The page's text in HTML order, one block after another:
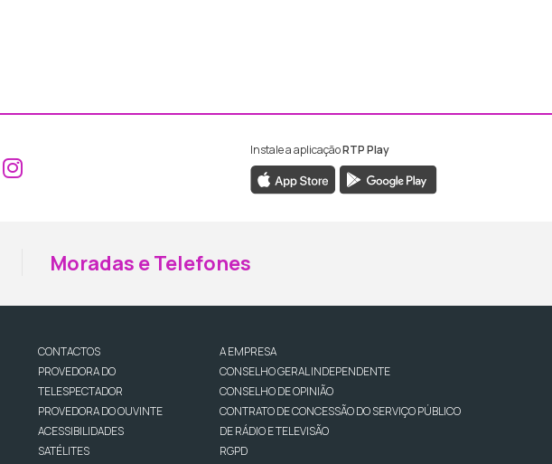
Aceder ao Facebook da RTP Madeira
Aceder ao Instagram da RTP Madeira
Instale a aplicaçãoRTP Play
Moradas e Telefones
CONTACTOS
PROVEDORA DO
TELESPECTADOR
PROVEDORA DO OUVINTE
ACESSIBILIDADES
SATÉLITES
A EMPRESA
CONSELHO GERAL INDEPENDENTE
CONSELHO DE OPINIÃO
CONTRATO DE CONCESSÃO DO SERVIÇO PÚBLICO
DE RÁDIO E TELEVISÃO
RGPD